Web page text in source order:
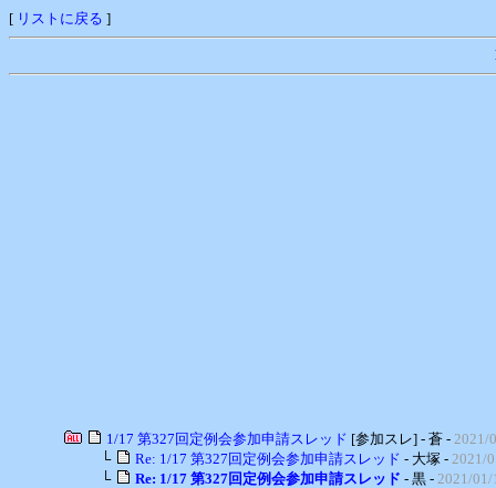
[ リストに戻る ]
1/17 第327回定例会参加申請スレッド [参加スレ] - 蒼 - 2021/
└
Re: 1/17 第327回定例会参加申請スレッド - 大塚 - 2021/
└
Re: 1/17 第327回定例会参加申請スレッド - 黒 - 2021/